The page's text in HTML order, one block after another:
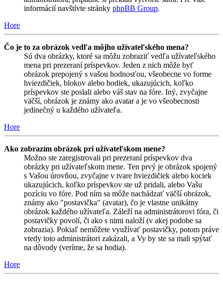
informácií navštívte stránky phpBB Group.
Hore
Čo je to za obrázok vedľa môjho užívateľského mena?
Sú dva obrázky, ktoré sa môžu zobraziť vedľa užívateľského
mena pri prezeraní príspevkov. Jeden z nich môže byť
obrázok prepojený s vašou hodnosťou, všeobecne vo forme
hviezdičiek, blokov alebo bodiek, ukazujúcich, koľko
príspevkov ste poslali alebo váš stav na fóre. Iný, zvyčajne
väčší, obrázok je známy ako avatar a je vo všeobecnosti
jedinečný u každého užívateľa.
Hore
Ako zobrazím obrázok pri užívateľskom mene?
Možno ste zaregistrovali pri prezeraní príspevkov dva
obrázky pri užívateľskom mene. Ten prvý je obrázok spojený
s Vašou úrovňou, zvyčajne v tvare hviezdičiek alebo kociek
ukazujúcich, koľko príspevkov ste už pridali, alebo Vašu
pozíciu vo fóre. Pod ním sa môže nachádzať väčší obrázok,
známy ako "postavička" (avatar), čo je vlastne unikátny
obrázok každého užívateľa. Záleží na administrátorovi fóra, či
postavičky povolí, či ako s nimi naloží (v akej podobe sa
zobrazia). Pokiaľ nemôžete využívať postavičky, potom práve
vtedy toto administrátori zakázali, a Vy by ste sa mali spýtať
na dôvody (veríme, že sa hodia).
Hore